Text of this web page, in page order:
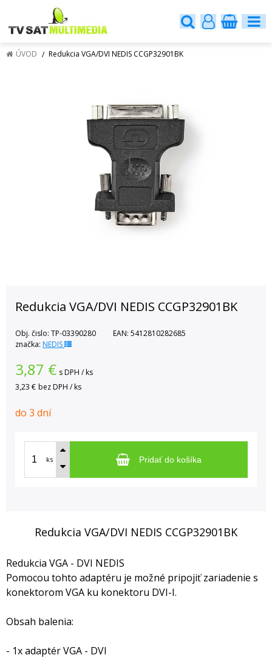
ÚVOD Redukcia VGA/DVI NEDIS CCGP32901BK
Redukcia VGA/DVI NEDIS CCGP32901BK
Obj. čislo: TP-03390280 EAN: 5412810282685
značka: NEDIS
3,87 € s DPH / ks
3,23 € bez DPH / ks
do 3 dní
ks Pridať do košíka
Redukcia VGA/DVI NEDIS CCGP32901BK
Redukcia VGA - DVI NEDIS
Pomocou tohto adaptéru je možné pripojiť zariadenie s
konektorom VGA ku konektoru DVI-I.
Obsah balenia:
- 1x adaptér VGA - DVI